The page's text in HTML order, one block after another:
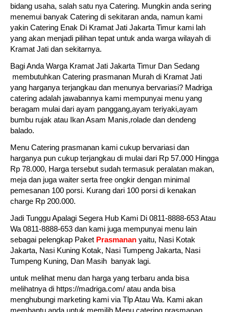
bidang usaha, salah satu nya Catering. Mungkin anda sering
menemui banyak Catering di sekitaran anda, namun kami
yakin Catering Enak Di Kramat Jati Jakarta Timur kami lah
yang akan menjadi pilihan tepat untuk anda warga wilayah di
Kramat Jati dan sekitarnya.
Bagi Anda Warga Kramat Jati Jakarta Timur Dan Sedang
membutuhkan Catering prasmanan Murah di Kramat Jati
yang harganya terjangkau dan menunya bervariasi? Madriga
catering adalah jawabannya kami mempunyai menu yang
beragam mulai dari ayam panggang,ayam teriyaki,ayam
bumbu rujak atau Ikan Asam Manis,rolade dan dendeng
balado.
Menu Catering prasmanan kami cukup bervariasi dan
harganya pun cukup terjangkau di mulai dari Rp 57.000 Hingga
Rp 78.000, Harga tersebut sudah termasuk peralatan makan,
meja dan juga waiter serta free ongkir dengan minimal
pemesanan 100 porsi. Kurang dari 100 porsi di kenakan
charge Rp 200.000.
Jadi Tunggu Apalagi Segera Hub Kami Di 0811-8888-653 Atau
Wa 0811-8888-653 dan kami juga mempunyai menu lain
sebagai pelengkap Paket Prasmanan yaitu, Nasi Kotak
Jakarta, Nasi Kuning Kotak, Nasi Tumpeng Jakarta, Nasi
Tumpeng Kuning, Dan Masih banyak lagi.
untuk melihat menu dan harga yang terbaru anda bisa
melihatnya di https://madriga.com/ atau anda bisa
menghubungi marketing kami via Tlp Atau Wa. Kami akan
membantu anda untuk memilih Menu catering prasmanan